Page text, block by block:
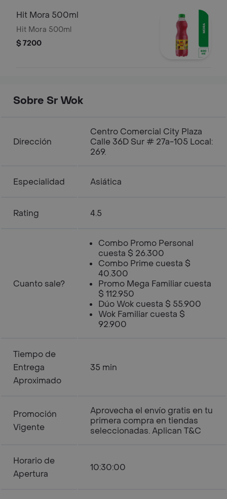
Hit Mora 500ml
Hit Mora 500ml
$ 7200
Sobre Sr Wok
Dirección
Centro Comercial City Plaza
Calle 36D Sur # 27a-105 Local:
269.
Especialidad Asiática
Rating 4.5
Cuanto sale?
Combo Promo Personal
cuesta $ 26.300
Combo Prime cuesta $
40.300
Promo Mega Familiar cuesta
$ 112.950
Dúo Wok cuesta $ 55.900
Wok Familiar cuesta $
92.900
Tiempo de
Entrega
Aproximado
35 min
Promoción
Vigente
Aprovecha el envío gratis en tu
primera compra en tiendas
seleccionadas. Aplican T&C
Horario de
Apertura
10:30:00